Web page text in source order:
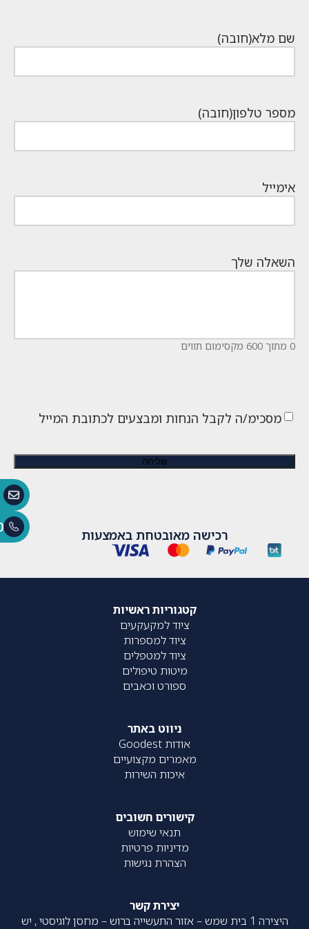
שם מלא(חובה)
מספר טלפון(חובה)
אימייל
השאלה שלך
0 מתוך 600 מקסימום תווים
מסכימ/ה לקבל הנחות ומבצעים לכתובת המייל
רכישה מאובטחת באמצעות
קטגוריות ראשיות
ציוד למקעקעים
ציוד למספרות
ציוד למטפלים
מיטות טיפולים
ספורט וכאבים
ניווט באתר
אודות Goodest
מאמרים מקצועיים
איכות השירות
קישורים חשובים
תנאי שימוש
מדיניות פרטיות
הצהרת נגישות
יצירת קשר
היצירה 1 בית שמש – אזור התעשייה ברוש – מחסן לוגיסטי , יש